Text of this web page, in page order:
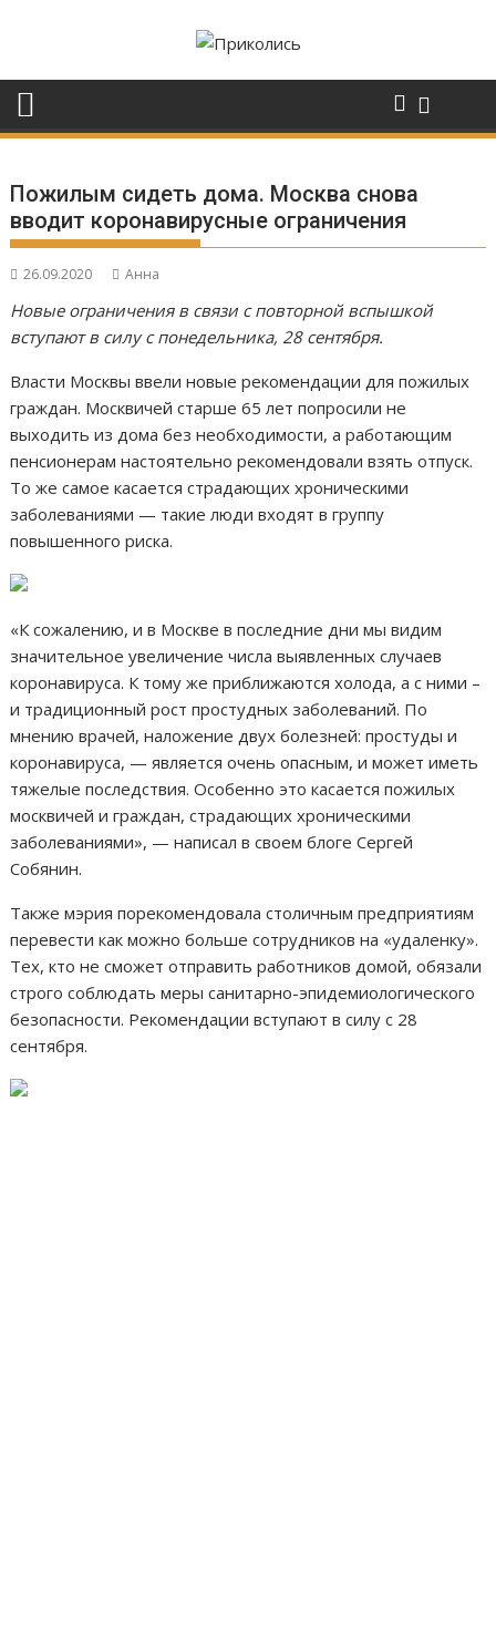
Пожилым сидеть дома. Москва снова
вводит коронавирусные ограничения
26.09.2020 Анна
Новые ограничения в связи с повторной вспышкой
вступают в силу с понедельника, 28 сентября.
Власти Москвы ввели новые рекомендации для пожилых
граждан. Москвичей старше 65 лет попросили не
выходить из дома без необходимости, а работающим
пенсионерам настоятельно рекомендовали взять отпуск.
То же самое касается страдающих хроническими
заболеваниями — такие люди входят в группу
повышенного риска.
«К сожалению, и в Москве в последние дни мы видим
значительное увеличение числа выявленных случаев
коронавируса. К тому же приближаются холода, а с ними –
и традиционный рост простудных заболеваний. По
мнению врачей, наложение двух болезней: простуды и
коронавируса, — является очень опасным, и может иметь
тяжелые последствия. Особенно это касается пожилых
москвичей и граждан, страдающих хроническими
заболеваниями», — написал в своем блоге Сергей
Собянин.
Также мэрия порекомендовала столичным предприятиям
перевести как можно больше сотрудников на «удаленку».
Тех, кто не сможет отправить работников домой, обязали
строго соблюдать меры санитарно-эпидемиологического
безопасности. Рекомендации вступают в силу с 28
сентября.